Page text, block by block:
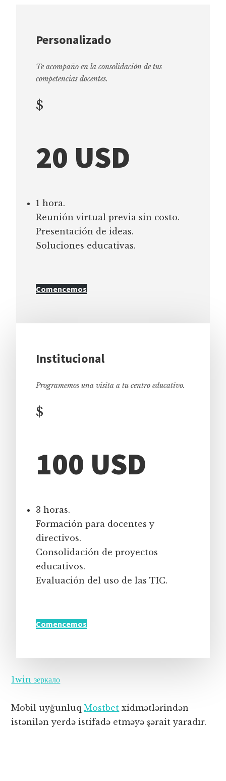
Personalizado
Te acompaño en la consolidación de tus
competencias docentes.
$
20 USD
1 hora.
Reunión virtual previa sin costo.
Presentación de ideas.
Soluciones educativas.
Comencemos
Institucional
Programemos una visita a tu centro educativo.
$
100 USD
3 horas.
Formación para docentes y
directivos.
Consolidación de proyectos
educativos.
Evaluación del uso de las TIC.
Comencemos
1win зеркало
Mobil uyğunluqMostbet xidmətlərindən
istənilən yerdə istifadə etməyə şərait yaradır.